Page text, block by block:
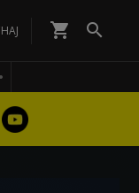
shopping_cart 